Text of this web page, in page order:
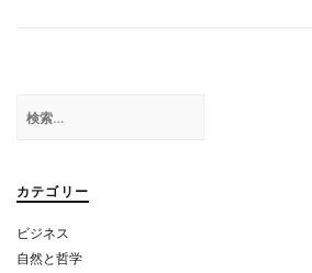
ゲ
シ
ョ
ン
索:
カテゴリー
ビジネス
自然と哲学